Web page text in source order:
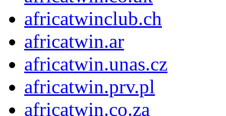
africatwinclub.ch
africatwin.ar
africatwin.unas.cz
africatwin.prv.pl
africatwin.co.za